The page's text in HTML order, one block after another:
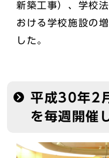
新築工事）、学校
おける学校施設の
した。
平成30年2
を毎週開催